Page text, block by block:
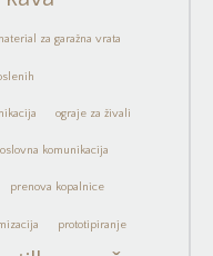
za garažna vrata
ograje za živali
komunikacija
prenova kopalnice
prototipiranje